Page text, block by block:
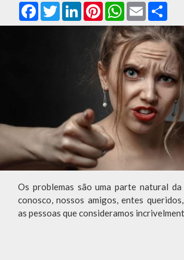
FacebookTwitterLinkedInPinterestWhatsApp
Email
Os problemas são uma parte natural da
conosco, nossos amigos, entes
as pessoas que consideramos